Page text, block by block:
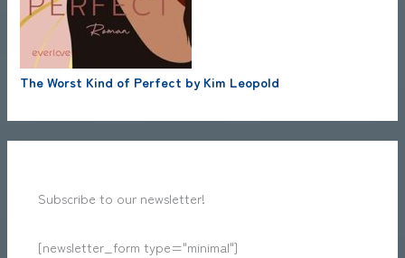
The Worst Kind of Perfect by Kim Leopold
Subscribe to our newsletter!
[newsletter_form type="minimal"]